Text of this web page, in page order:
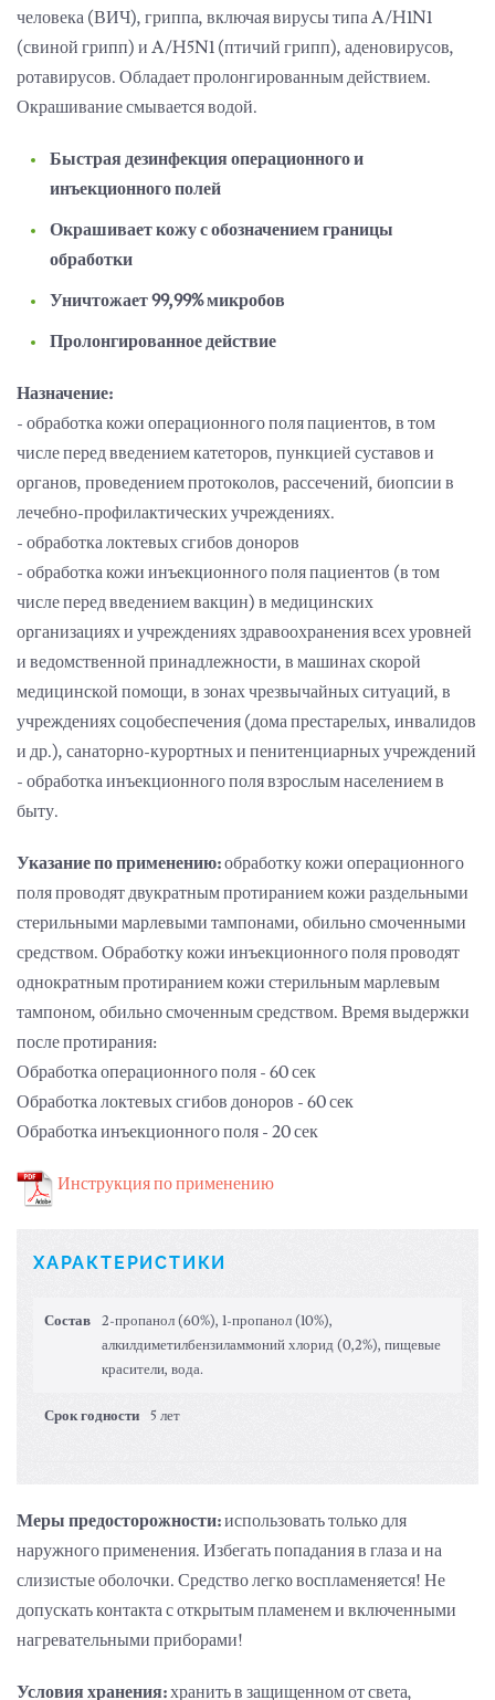
человека (ВИЧ), гриппа, включая вирусы типа A/H1N1
(свиной грипп) и A/H5N1 (птичий грипп), аденовирусов,
ротавирусов. Обладает пролонгированным действием.
Окрашивание смывается водой.
Быстрая дезинфекция операционного и
инъекционного полей
Окрашивает кожу с обозначением границы
обработки
Уничтожает 99,99% микробов
Пролонгированное действие
Назначение:
- обработка кожи операционного поля пациентов, в том
числе перед введением катеторов, пункцией суставов и
органов, проведением протоколов, рассечений, биопсии в
лечебно-профилактических учреждениях.
- обработка локтевых сгибов доноров
- обработка кожи инъекционного поля пациентов (в том
числе перед введением вакцин) в медицинских
организациях и учреждениях здравоохранения всех уровней
и ведомственной принадлежности, в машинах скорой
медицинской помощи, в зонах чрезвычайных ситуаций, в
учреждениях соцобеспечения (дома престарелых, инвалидов
и др.), санаторно-курортных и пенитенциарных учреждений
- обработка инъекционного поля взрослым населением в
быту.
Указание по применению:обработку кожи операционного
поля проводят двукратным протиранием кожи раздельными
стерильными марлевыми тампонами, обильно смоченными
средством. Обработку кожи инъекционного поля проводят
однократным протиранием кожи стерильным марлевым
тампоном, обильно смоченным средством. Время выдержки
после протирания:
Обработка операционного поля - 60 сек
Обработка локтевых сгибов доноров - 60 сек
Обработка инъекционного поля - 20 сек
Инструкция по применению
ХАРАКТЕРИСТИКИ
Состав
2-пропанол (60%), 1-пропанол (10%),
алкилдиметилбензиламмоний хлорид (0,2%), пищевые
красители, вода.
Срок годности 5 лет
Меры предосторожности:использовать только для
наружного применения. Избегать попадания в глаза и на
слизистые оболочки. Средство легко воспламеняется! Не
допускать контакта с открытым пламенем и включенными
нагревательными приборами!
Условия хранения:хранить в защищенном от света,